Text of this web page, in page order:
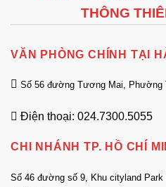
THÔNG
VĂN PHÒNG CHÍNH TẠI
Số 56 đường Tương Mai, Phường
Điện thoại: 024.7300.5055
CHI NHÁNH TP. HỒ CHÍ
Số 46 đường số 9, Khu cityland